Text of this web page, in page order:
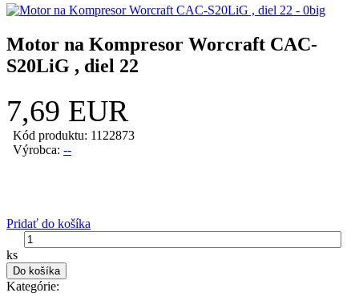
Motor na Kompresor Worcraft CAC-
S20LiG , diel 22
7,69 EUR
Kód produktu: 1122873
Výrobca: --
Pridať do košíka
ks
Do košíka
Kategórie: